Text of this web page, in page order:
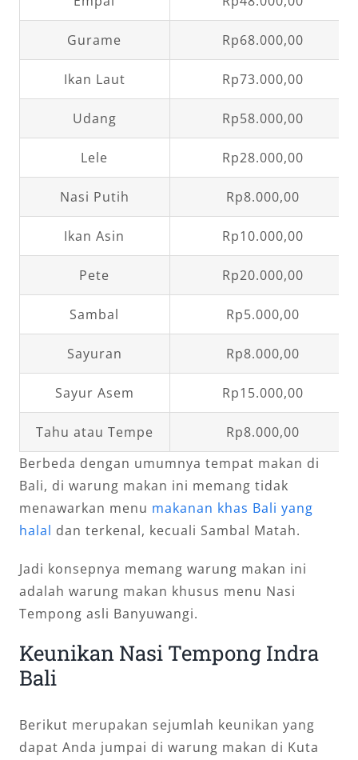
Gurame Rp68.000,00
Ikan Laut Rp73.000,00
Udang Rp58.000,00
Lele Rp28.000,00
Nasi Putih Rp8.000,00
Ikan Asin Rp10.000,00
Pete Rp20.000,00
Sambal Rp5.000,00
Sayuran Rp8.000,00
Sayur Asem Rp15.000,00
Tahu atau Tempe
Rp8.000,00
Berbeda dengan umumnya tempat makan di
Bali, di warung makan ini memang tidak
menawarkan menu makanan khas Bali yang
halal dan terkenal, kecuali Sambal Matah.
Jadi konsepnya memang warung makan ini
adalah warung makan khusus menu Nasi
Tempong asli Banyuwangi.
Keunikan Nasi Tempong Indra
Bali
Berikut merupakan sejumlah keunikan yang
dapat Anda jumpai di warung makan di Kuta